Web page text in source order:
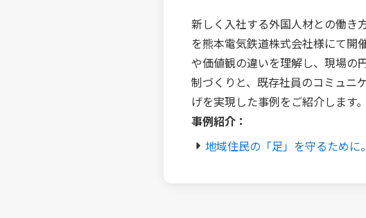
新しく入社する外国人材との働き
を熊本電気鉄道株式会社様にて開
や価値観の違いを理解し、現場の
制づくりと、既存社員のコミュニ
げを実現した事例をご紹介します。
事例紹介：
地域住民の「足」を守るため